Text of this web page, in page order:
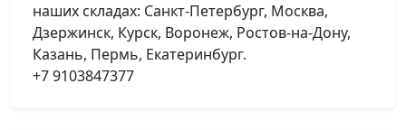
наших складах: Санкт-Петербург, Москва,
Дзержинск, Курск, Воронеж, Ростов-на-Дону,
Казань, Пермь, Екатеринбург.
+7 9103847377